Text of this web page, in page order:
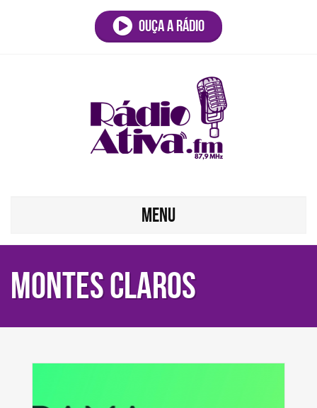
Ouça a rádio
MENU
MONTES CLAROS